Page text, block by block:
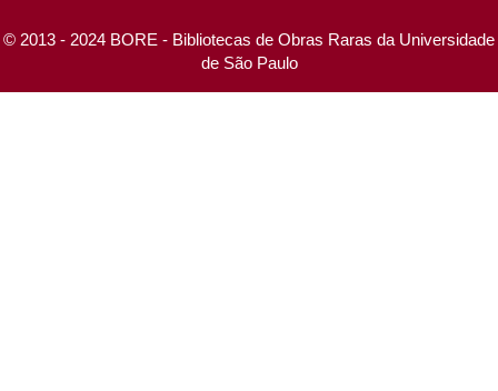
© 2013 - 2024 BORE - Bibliotecas de Obras Raras da Universidade
de São Paulo